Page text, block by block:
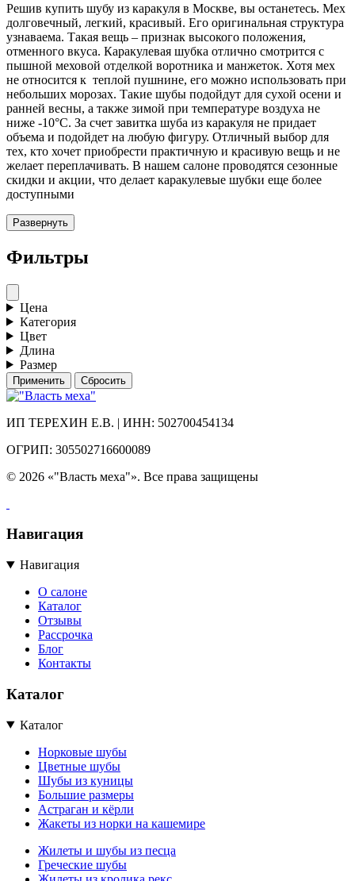
Решив купить шубу из каракуля в Москве, вы останетесь. Мех
долговечный, легкий, красивый. Его оригинальная структура
узнаваема. Такая вещь – признак высокого положения,
отменного вкуса. Каракулевая шубка отлично смотрится с
пышной меховой отделкой воротника и манжеток. Хотя мех
не относится к теплой пушнине, его можно использовать при
небольших морозах. Такие шубы подойдут для сухой осени и
ранней весны, а также зимой при температуре воздуха не
ниже -10°C. За счет завитка шуба из каракуля не придает
объема и подойдет на любую фигуру. Отличный выбор для
тех, кто хочет приобрести практичную и красивую вещь и не
желает переплачивать. В нашем салоне проводятся сезонные
скидки и акции, что делает каракулевые шубки еще более
доступными
Развернуть
Фильтры
Цена
Категория
Цвет
Длина
Размер
Применить Сбросить
ИП ТЕРЕХИН Е.В. | ИНН: 502700454134
ОГРИП: 305502716600089
© 2026 «"Власть меха"». Все права защищены
Навигация
Навигация
О салоне
Каталог
Отзывы
Рассрочка
Блог
Контакты
Каталог
Каталог
Норковые шубы
Цветные шубы
Шубы из куницы
Большие размеры
Астраган и кёрли
Жакеты из норки на кашемире
Жилеты и шубы из песца
Греческие шубы